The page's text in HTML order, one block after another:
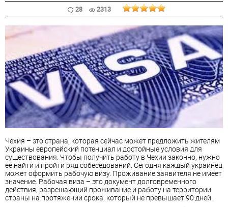
28
2313
Чехия – это страна, которая сейчас может предложить жителям
Украины европейский потенциал и достойные условия для
существования. Чтобы получить работу в Чехии законно, нужно
ее найти и пройти ряд собеседований. Сегодня каждый украинец
может оформить рабочую визу. Проживание заявителя не имеет
значение. Рабочая виза – это документ долговременного
действия, разрешающий проживание и работу на территории
страны на протяжении срока, который не превышает 90 дней.